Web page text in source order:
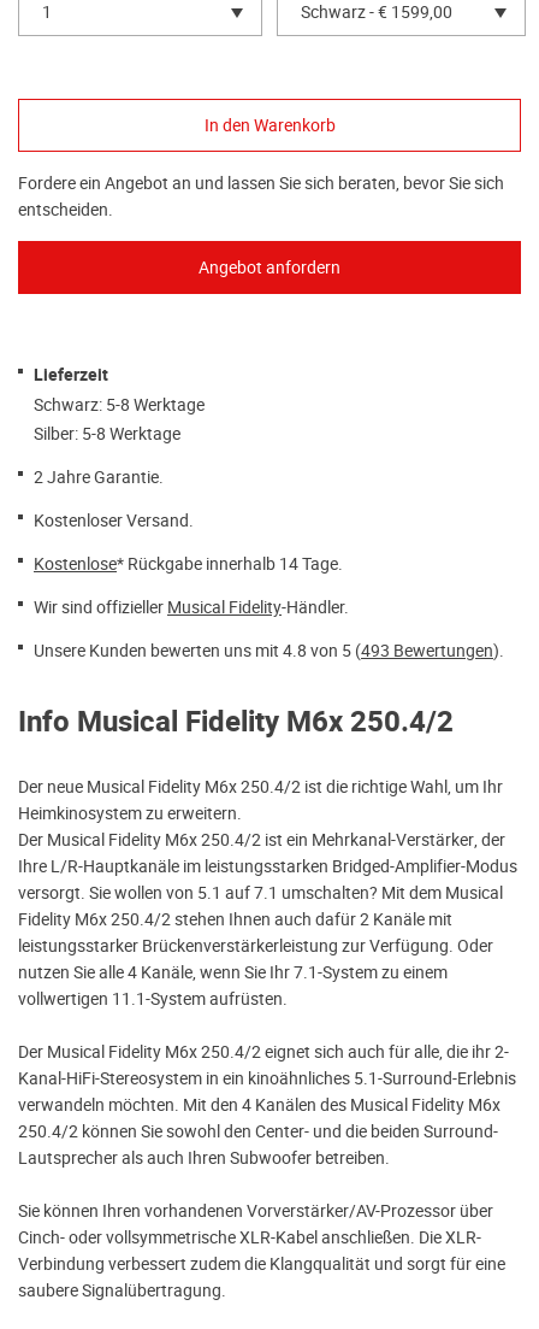
1 Schwarz - € 1599,00
Fordere ein Angebot an und lassen Sie sich beraten, bevor Sie sich
entscheiden.
Lieferzeit
Schwarz: 5-8 Werktage
Silber: 5-8 Werktage
2 Jahre Garantie.
Kostenloser Versand.
Kostenlose* Rückgabe innerhalb 14 Tage.
Wir sind offizieller Musical Fidelity-Händler.
Unsere Kunden bewerten uns mit 4.8 von 5 (493 Bewertungen).
Info Musical Fidelity M6x 250.4/2
Der neue Musical Fidelity M6x 250.4/2 ist die richtige Wahl, um Ihr
Heimkinosystem zu erweitern.
Der Musical Fidelity M6x 250.4/2 ist ein Mehrkanal-Verstärker, der
Ihre L/R-Hauptkanäle im leistungsstarken Bridged-Amplifier-Modus
versorgt. Sie wollen von 5.1 auf 7.1 umschalten? Mit dem Musical
Fidelity M6x 250.4/2 stehen Ihnen auch dafür 2 Kanäle mit
leistungsstarker Brückenverstärkerleistung zur Verfügung. Oder
nutzen Sie alle 4 Kanäle, wenn Sie Ihr 7.1-System zu einem
vollwertigen 11.1-System aufrüsten.
Der Musical Fidelity M6x 250.4/2 eignet sich auch für alle, die ihr 2-
Kanal-HiFi-Stereosystem in ein kinoähnliches 5.1-Surround-Erlebnis
verwandeln möchten. Mit den 4 Kanälen des Musical Fidelity M6x
250.4/2 können Sie sowohl den Center- und die beiden Surround-
Lautsprecher als auch Ihren Subwoofer betreiben.
Sie können Ihren vorhandenen Vorverstärker/AV-Prozessor über
Cinch- oder vollsymmetrische XLR-Kabel anschließen. Die XLR-
Verbindung verbessert zudem die Klangqualität und sorgt für eine
saubere Signalübertragung.